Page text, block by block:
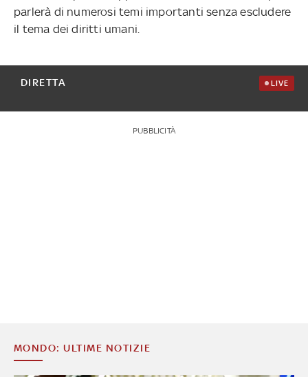
parlerà di numerosi temi importanti senza escludere
il tema dei diritti umani.
DIRETTA LIVE
PUBBLICITÀ
MONDO: ULTIME NOTIZIE